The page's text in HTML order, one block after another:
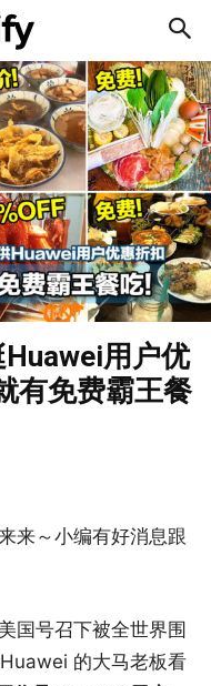
用户优
有免费霸王餐
来～小编有好消息跟
国号召下被全世界围
的大马老板看